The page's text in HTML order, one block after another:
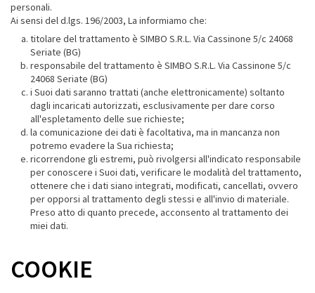
personali.
Ai sensi del d.lgs. 196/2003, La informiamo che:
titolare del trattamento è SIMBO S.R.L. Via Cassinone 5/c 24068
Seriate (BG)
responsabile del trattamento è SIMBO S.R.L. Via Cassinone 5/c
24068 Seriate (BG)
i Suoi dati saranno trattati (anche elettronicamente) soltanto
dagli incaricati autorizzati, esclusivamente per dare corso
all'espletamento delle sue richieste;
la comunicazione dei dati è facoltativa, ma in mancanza non
potremo evadere la Sua richiesta;
ricorrendone gli estremi, può rivolgersi all'indicato responsabile
per conoscere i Suoi dati, verificare le modalità del trattamento,
ottenere che i dati siano integrati, modificati, cancellati, ovvero
per opporsi al trattamento degli stessi e all'invio di materiale.
Preso atto di quanto precede, acconsento al trattamento dei
miei dati.
COOKIE